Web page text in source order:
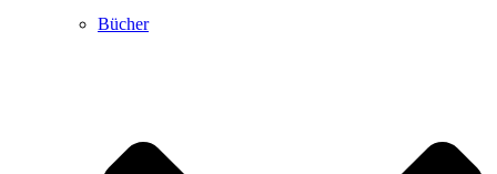
Bücher